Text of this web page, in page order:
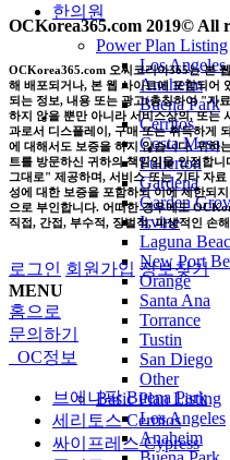
한의원
Power Plan Listing
Los Angeles
Anaheim
Buena Park
Cerritos
Costa Mesa
Fullerton
Gardena
Garden
Irvine
Laguna
New Port
Orange
Santa Ana
Torrance
Tustin
San Diego
Other
Basic Plan Listing
Los Angeles
Anaheim
OCKorea365.com 2019© All
OCKorea365.com 오씨코리아365는 본
해 배포되거나, 본 웹 사이트에 포함되어
되는 정보, 내용 또는 광고(총칭하여 "자
하지 않을 뿐만 아니라 서비스상의, 또는
과로서 디스플레이, 구매 또는 취득하게
에 대해서도 보증을 하지 않습니다. 귀하
트를 방문하신 귀하의 책임임을 인정합
그대로" 제공하며, 서비스 또는 기타 자
성에 대한 보증을 포함하되 이에 제한되
으로 부인합니다. 어떠한 경우에도
직접, 간접, 부수적, 징벌적, 파생적인 손
로그인 회원가입 정보찾기
MENU
홈으로
문의하기
OC정보
브에나팍 Buena Park
세리토스 Cerritos
싸이프레스 Cypress